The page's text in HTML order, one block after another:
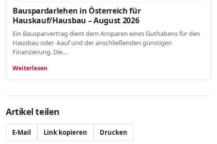
Bauspardarlehen in Österreich für
Hauskauf/Hausbau – August 2026
Ein Bausparvertrag dient dem Ansparen eines Guthabens für den
Hausbau oder -kauf und der anschließenden günstigen
Finanzierung. Die…
Weiterlesen
Artikel teilen
E-Mail Link kopieren Drucken